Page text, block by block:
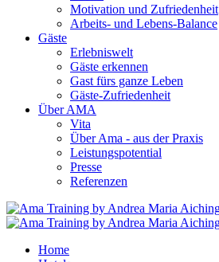
Motivation und Zufriedenheit
Arbeits- und Lebens-Balance
Gäste
Erlebniswelt
Gäste erkennen
Gast fürs ganze Leben
Gäste-Zufriedenheit
Über AMA
Vita
Über Ama - aus der Praxis
Leistungspotential
Presse
Referenzen
Home